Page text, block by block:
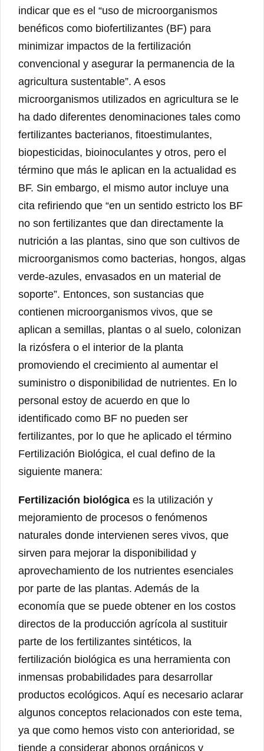
indicar que es el “uso de microorganismos
benéficos como biofertilizantes (BF) para
minimizar impactos de la fertilización
convencional y asegurar la permanencia de la
agricultura sustentable”. A esos
microorganismos utilizados en agricultura se le
ha dado diferentes denominaciones tales como
fertilizantes bacterianos, fitoestimulantes,
biopesticidas, bioinoculantes y otros, pero el
término que más le aplican en la actualidad es
BF. Sin embargo, el mismo autor incluye una
cita refiriendo que “en un sentido estricto los BF
no son fertilizantes que dan directamente la
nutrición a las plantas, sino que son cultivos de
microorganismos como bacterias, hongos, algas
verde-azules, envasados en un material de
soporte”. Entonces, son sustancias que
contienen microorganismos vivos, que se
aplican a semillas, plantas o al suelo, colonizan
la rizósfera o el interior de la planta
promoviendo el crecimiento al aumentar el
suministro o disponibilidad de nutrientes. En lo
personal estoy de acuerdo en que lo
identificado como BF no pueden ser
fertilizantes, por lo que he aplicado el término
Fertilización Biológica, el cual defino de la
siguiente manera:
Fertilización biológica es la utilización y
mejoramiento de procesos o fenómenos
naturales donde intervienen seres vivos, que
sirven para mejorar la disponibilidad y
aprovechamiento de los nutrientes esenciales
por parte de las plantas. Además de la
economía que se puede obtener en los costos
directos de la producción agrícola al sustituir
parte de los fertilizantes sintéticos, la
fertilización biológica es una herramienta con
inmensas probabilidades para desarrollar
productos ecológicos. Aquí es necesario aclarar
algunos conceptos relacionados con este tema,
ya que como hemos visto con anterioridad, se
tiende a considerar abonos orgánicos y